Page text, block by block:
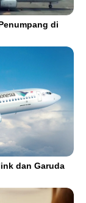
di
dan Garuda